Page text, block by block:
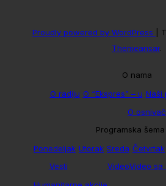
Proudly powered by WordPress
Themeansar.
O nama
O radiju O “Ekspres” – u Naši
O
Programska šema
Ponedeljak Utorak Sreda Četvrtak
Vesti
VideoVideo sa